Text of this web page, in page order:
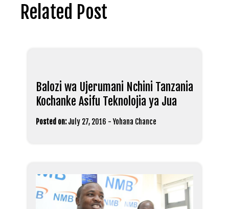
Related Post
Balozi wa Ujerumani Nchini Tanzania
Kochanke Asifu Teknolojia ya Jua
Posted on: July 27, 2016 -Yohana Chance